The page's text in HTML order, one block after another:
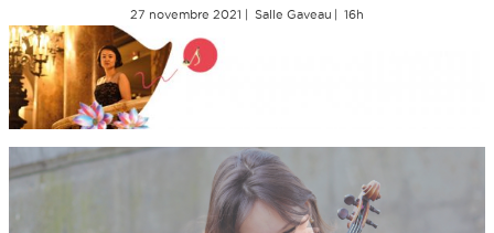
27 novembre 2021 Salle Gaveau 16h